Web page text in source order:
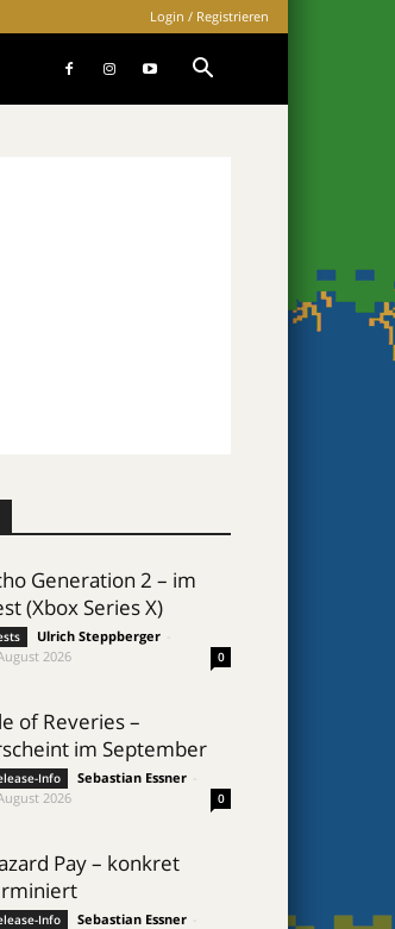
Login / Registrieren
Generation 2 – im
(Xbox Series X)
Ulrich Steppberger
2026
0
of Reveries –
im September
Info Sebastian Essner
2026
0
Pay – konkret
Info Sebastian Essner